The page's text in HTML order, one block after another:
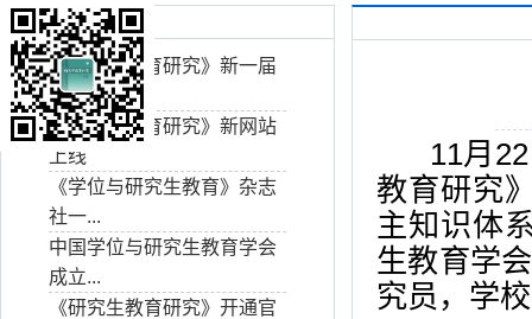
期刊动态
《研究生教育研究》新一届
编委...
《研究生教育研究》新网站
上线
《学位与研究生教育》杂志
社一...
中国学位与研究生教育学会
成立...
《研究生教育研究》开通官
11月22
教育研究
主知识体
生教育学
究员，学